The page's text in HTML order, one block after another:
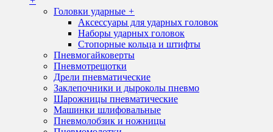
Головки ударные +
Аксессуары для ударных головок
Наборы ударных головок
Стопорные кольца и штифты
Пневмогайковерты
Пневмотрещотки
Дрели пневматические
Заклепочники и дыроколы пневмо
Шарожницы пневматические
Машинки шлифовальные
Пневмолобзик и ножницы